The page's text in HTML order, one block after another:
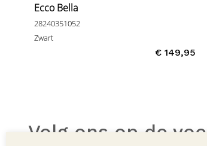
Ecco Bella
28240351052
Zwart
€ 149,95
Volg ons op de